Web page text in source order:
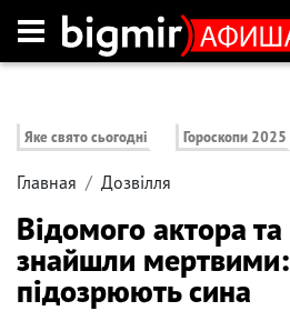
Яке свято сьогодні Гороскопи 2025
Главная Дозвілля
Відомого актора
знайшли мертвими:
підозрюють сина